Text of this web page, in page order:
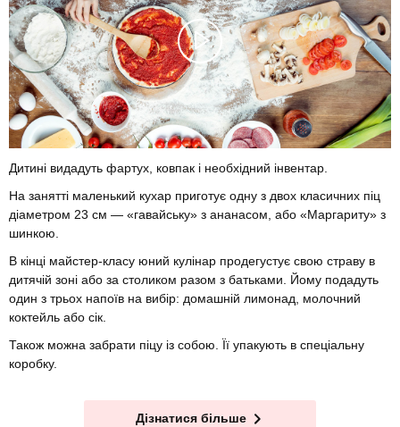
Дитині видадуть фартух, ковпак і необхідний інвентар.
На занятті маленький кухар приготує одну з двох класичних піц
діаметром 23 см — «гавайську» з ананасом, або «Маргариту» з
шинкою.
В кінці майстер-класу юний кулінар продегустує свою страву в
дитячій зоні або за столиком разом з батьками. Йому подадуть
один з трьох напоїв на вибір: домашній лимонад, молочний
коктейль або сік.
Також можна забрати піцу із собою. Її упакують в спеціальну
коробку.
Дізнатися більше